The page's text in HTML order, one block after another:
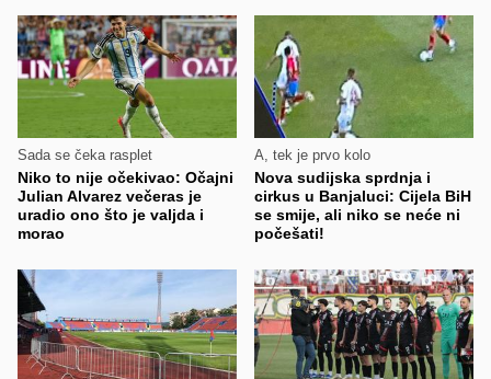
Sada se čeka rasplet
Niko to nije očekivao: Očajni
Julian Alvarez večeras je
uradio ono što je valjda i
morao
A, tek je prvo kolo
Nova sudijska sprdnja i
cirkus u Banjaluci: Cijela BiH
se smije, ali niko se neće ni
počešati!